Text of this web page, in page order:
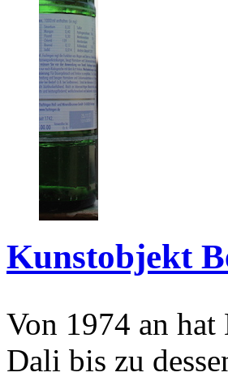
Kunstobjekt
Von 1974 an
Dali bis zu